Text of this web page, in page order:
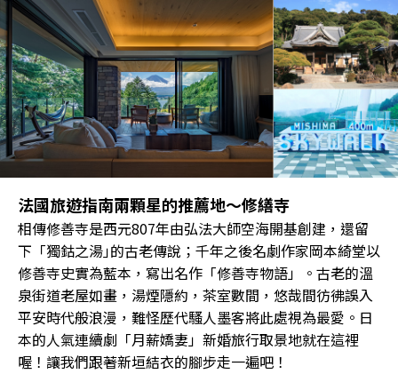
法國旅遊指南兩顆星的推薦地～修繕寺
相傳修善寺是西元807年由弘法大師空海開基創建，還留
下「獨鈷之湯｣的古老傳說；千年之後名劇作家岡本綺堂以
修善寺史實為藍本，寫出名作「修善寺物語」。古老的溫
泉街道老屋如畫，湯煙隱約，茶室數間，悠哉間彷彿誤入
平安時代般浪漫，難怪歷代騷人墨客將此處視為最愛。日
本的人氣連續劇「月薪嬌妻」新婚旅行取景地就在這裡
喔！讓我們跟著新垣結衣的腳步走一遍吧！